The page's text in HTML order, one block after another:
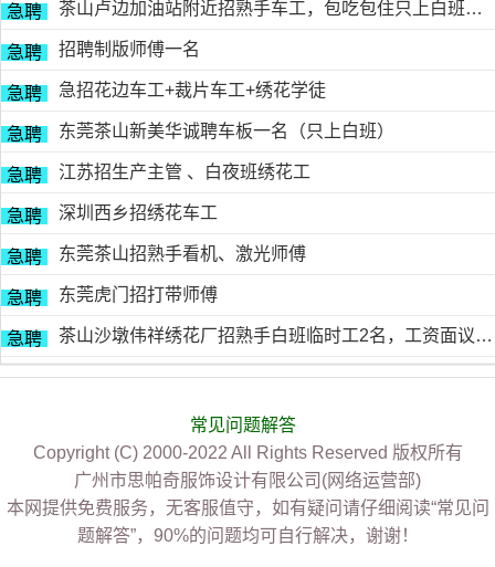
急聘 茶山卢边加油站附近招熟手车工，包吃包住只上白班，工资面议有的请电德胜13546915117
急聘 招聘制版师傅一名
急聘 急招花边车工+裁片车工+绣花学徒
急聘 东莞茶山新美华诚聘车板一名（只上白班）
急聘 江苏招生产主管 、白夜班绣花工
急聘 深圳西乡招绣花车工
急聘 东莞茶山招熟手看机、激光师傅
急聘 东莞虎门招打带师傅
急聘 茶山沙墩伟祥绣花厂招熟手白班临时工2名，工资面议，包吃住有的请电18676754153黎生
常见问题解答
Copyright (C) 2000-2022 All Rights Reserved 版权所有
广州市思帕奇服饰设计有限公司(网络运营部)
本网提供免费服务，无客服值守，如有疑问请仔细阅读“常见问
题解答”，90%的问题均可自行解决，谢谢！